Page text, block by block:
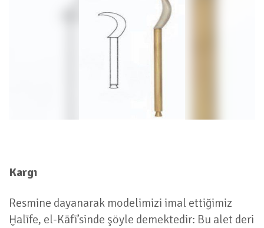
Kargı
Resmine dayanarak modelimizi imal ettiğimiz
Ḫalīfe, el-Kāfī’sinde şöyle demektedir: Bu alet deri